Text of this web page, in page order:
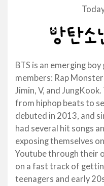
BTS is an emerging
members: Rap
Jimin, V, and
from hiphop beats to
debuted in 2013, and
had several hit songs
exposing themselves
Youtube through their
on a fast track of
teenagers and early